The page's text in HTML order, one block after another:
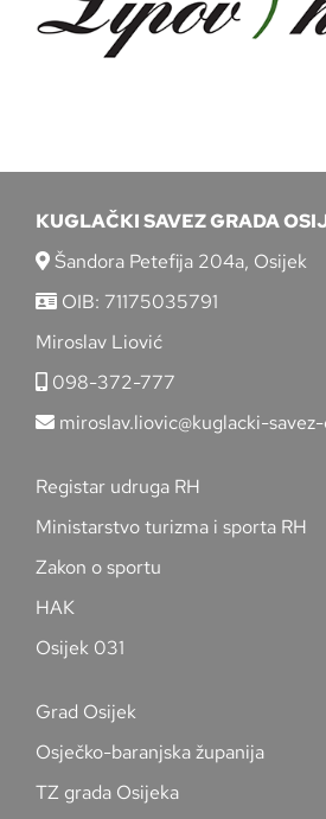
KUGLAČKI SAVEZ GRADA
Šandora Petefija 204a, Osijek
OIB: 71175035791
Miroslav Liović
098-372-777
miroslav.liovic@kuglacki-
Registar udruga RH
Ministarstvo turizma i sporta RH
Zakon o sportu
HAK
Osijek 031
Grad Osijek
Osječko-baranjska županija
TZ grada Osijeka